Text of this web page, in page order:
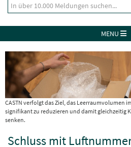
MENU
CASTN verfolgt das Ziel, das Leerraumvolumen
signifikant zu reduzieren und damit gleichzeitig
senken.
Schluss mit